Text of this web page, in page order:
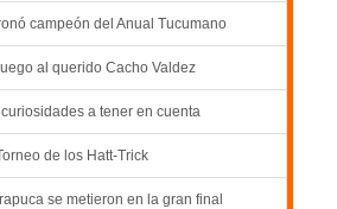
campeón del Anual Tucumano
al querido Cacho Valdez
a tener en cuenta
de los Hatt-Trick
se metieron en la gran final